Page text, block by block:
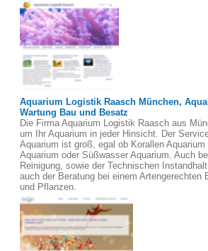
Aquarium Logistik Raasch München,
Wartung Bau und Besatz
Die Firma Aquarium Logistik Raasch aus
um Ihr Aquarium in jeder Hinsicht. Der
Aquarium ist groß, egal ob Korallen Aquarium
Aquarium oder Süßwasser Aquarium. Auch
Reinigung, sowie der Technischen
auch der Beratung bei einem Artengerechten
und Pflanzen.